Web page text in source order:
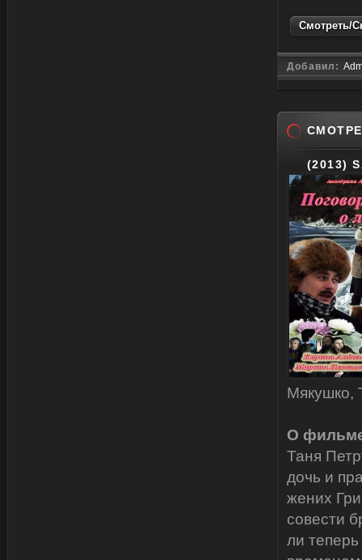
Смотреть/
Добавил:
(2013)
Мякушко,
О
Таня
дочь и
жених
совести
ли